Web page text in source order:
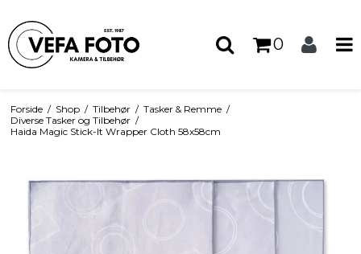
0
Forside / Shop / Tilbehør / Tasker & Remme /
Diverse Tasker og Tilbehør /
Haida Magic Stick-It Wrapper Cloth 58x58cm